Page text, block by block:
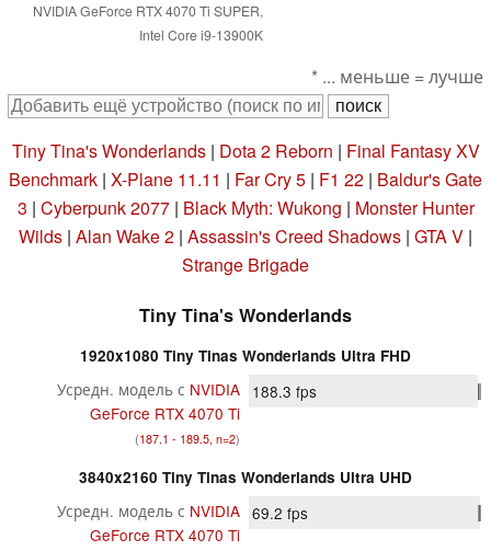
NVIDIA GeForce RTX 4070 Ti SUPER,
Intel Core i9-13900K
* ... меньше = лучше
Tiny Tina's Wonderlands| Dota 2 Reborn | Final Fantasy XV
Benchmark | X-Plane 11.11 | Far Cry 5 | F1 22 | Baldur's Gate
3 | Cyberpunk 2077| Black Myth: Wukong | Monster Hunter
Wilds | Alan Wake 2 | Assassin's Creed Shadows | GTA V |
Strange Brigade
Tiny Tina's Wonderlands
1920x1080 Tiny Tinas Wonderlands Ultra FHD
Усредн. модель с NVIDIA
GeForce RTX 4070 Ti
(187.1 - 189.5, n=2)
188.3 fps
3840x2160 Tiny Tinas Wonderlands Ultra UHD
Усредн. модель с NVIDIA
GeForce RTX 4070 Ti
69.2 fps